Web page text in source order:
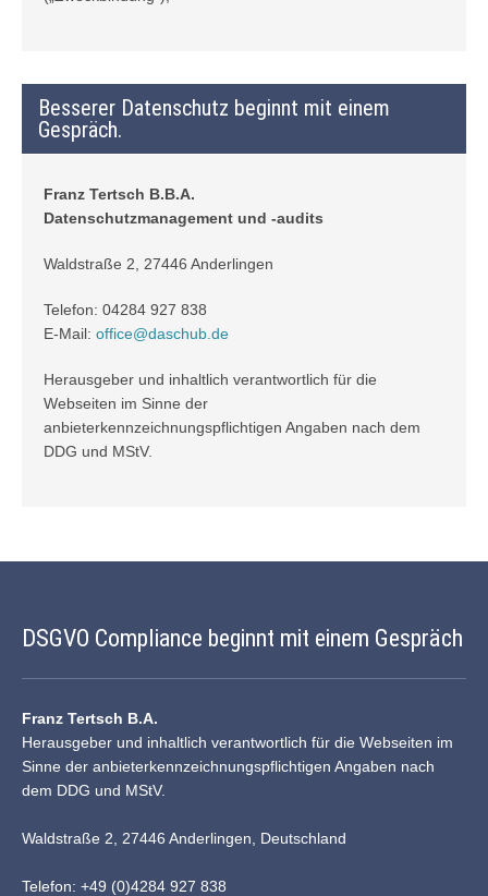
Besserer Datenschutz beginnt mit einem
Gespräch.
Franz Tertsch B.B.A.
Datenschutzmanagement und -audits
Waldstraße 2, 27446 Anderlingen
Telefon: 04284 927 838
E-Mail: office@daschub.de
Herausgeber und inhaltlich verantwortlich für die
Webseiten im Sinne der
anbieterkennzeichnungspflichtigen Angaben nach dem
DDG und MStV.
DSGVO Compliance beginnt mit einem Gespräch
Franz Tertsch B.A.
Herausgeber und inhaltlich verantwortlich für die Webseiten im
Sinne der anbieterkennzeichnungspflichtigen Angaben nach
dem DDG und MStV.
Waldstraße 2, 27446 Anderlingen, Deutschland
Telefon: +49 (0)4284 927 838